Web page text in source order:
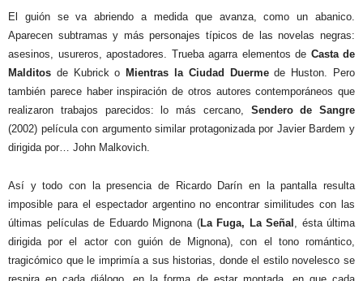
El guión se va abriendo a medida que avanza, como un abanico.
Aparecen subtramas y más personajes típicos de las novelas negras:
asesinos, usureros, apostadores. Trueba agarra elementos de Casta de
Malditos de Kubrick o Mientras la Ciudad Duermede Huston. Pero
también parece haber inspiración de otros autores contemporáneos que
realizaron trabajos parecidos: lo más cercano, Sendero de Sangre
(2002) película con argumento similar protagonizada por Javier Bardem y
dirigida por… John Malkovich.
Así y todo con la presencia de Ricardo Darín en la pantalla resulta
imposible para el espectador argentino no encontrar similitudes con las
últimas películas de Eduardo Mignona (La Fuga, La Señal , ésta última
dirigida por el actor con guión de Mignona), con el tono romántico,
tragicómico que le imprimía a sus historias, donde el estilo novelesco se